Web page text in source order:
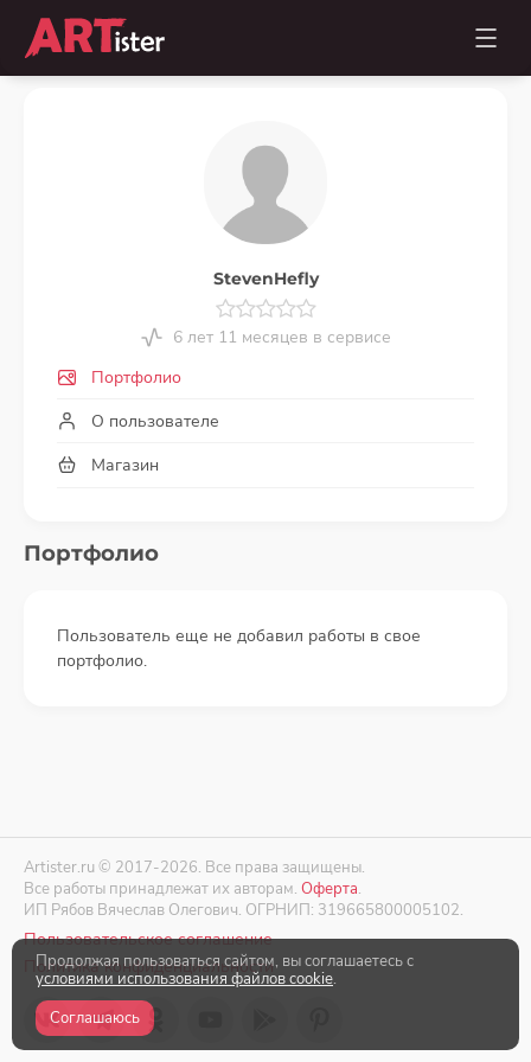
StevenHefly
6 лет 11 месяцев в сервисе
Портфолио
О пользователе
Магазин
Портфолио
Пользователь еще не добавил работы в свое
портфолио.
Artister.ru © 2017-2026. Все права защищены.
Все работы принадлежат их авторам. Оферта.
ИП Рябов Вячеслав Олегович. ОГРНИП: 319665800005102.
Пользовательское соглашение
Политика конфиденциальности
Продолжая пользоваться сайтом, вы соглашаетесь с
условиями использования файлов cookie.
Соглашаюсь